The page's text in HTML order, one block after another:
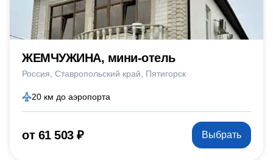
ЖЕМЧУЖИНА, мини-отель
Россия Ставропольский край Пятигорск
20 км до аэропорта
от 61 503 ₽ Выбрать